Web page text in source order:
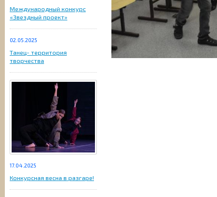
Международный конкурс
«Звездный проект»
02.05.2025
Танец- территория
творчества
17.04.2025
Конкурсная весна в разгаре!